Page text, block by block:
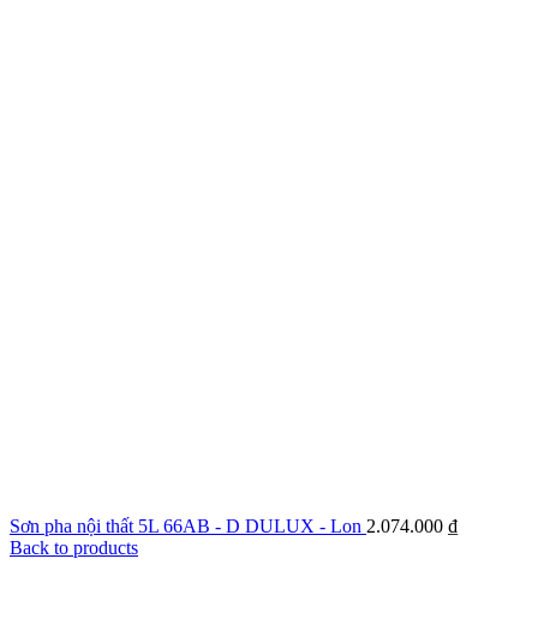
Sơn pha nội thất 5L 66AB - D DULUX - Lon 2.074.000 ₫
Back to products